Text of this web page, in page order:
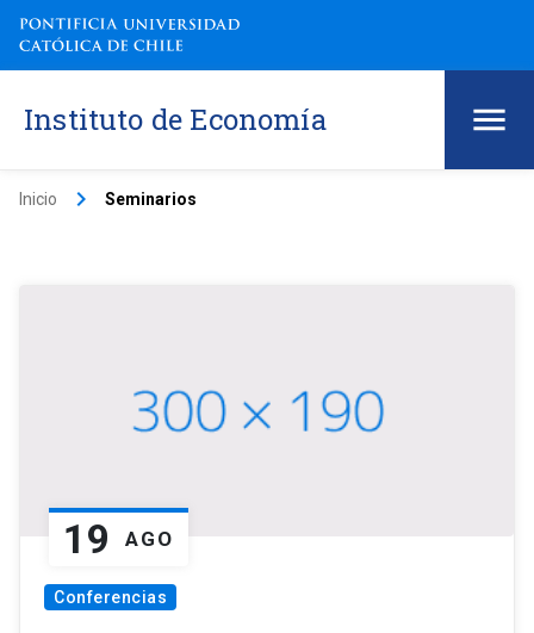
Instituto de Economía
Inicio keyboard_arrow_right Seminarios
19 AGO
Conferencias